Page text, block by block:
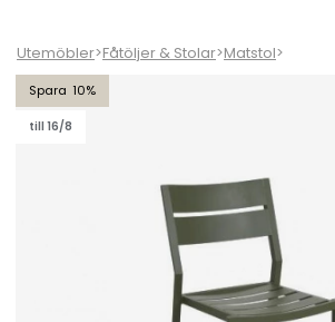
Utemöbler>Fåtöljer & Stolar>Matstol>
10
till 16/8
Delia matstol - mossgrön